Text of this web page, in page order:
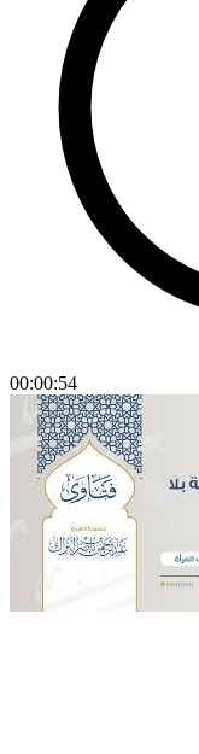
00:00:54